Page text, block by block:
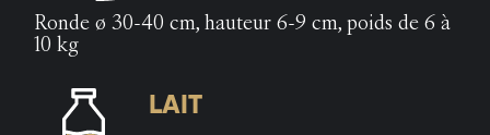
Ronde ø 30-40 cm, hauteur 6-9 cm, poids de 6 à
10 kg
LAIT